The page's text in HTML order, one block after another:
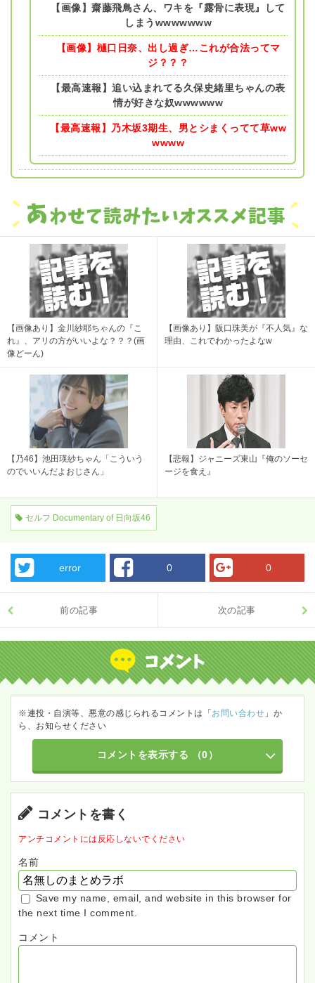
【画像】齋藤飛鳥さん、ワキを『露骨に表現』して
しまうwwwwwww
【画像】樋口日奈、出し過ぎ…これが合法ってマ
ジ？？？
【最高速報】追い込まれてる久保史緒里ちゃんの表
情が好きな奴wwwwww
【最高速報】乃木坂3期生、男とシまくってて草ww
wwww
【画像あり】金川紗耶ちゃんの『こ
れ』、アリの方がいいよな？？？(画
像どーん)
【画像あり】阪口珠美が『不人気』な
理由、これでわかったよなw
【乃46】池田瑛紗ちゃん「こういう
のでいいんだよおじさん」
【悲報】ジャニーズ東山『俺のソーセ
ージを食え』
セルフ Documentary of 日向坂46
error 0 0
前の記事 次の記事
※連投・自演等、悪意の感じられるコメントは「 お問い合わせ 」か
ら、お知らせください
コメントを表示する （0）
コメントを書く
アンチコメントには反応しないでください
名前
Save my name, email, and website in this browser for
the next time I comment.
コメント